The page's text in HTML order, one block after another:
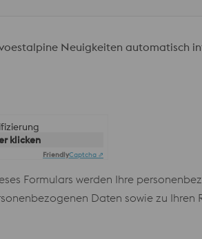
Neuigkeiten automatisch
klicken
FriendlyCaptcha ⇗
Formulars werden Ihre
Daten sowie zu Ihren